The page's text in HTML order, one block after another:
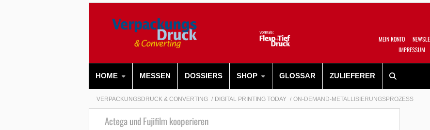
MEIN KONTO
IMPRESSUM
HOME MESSEN DOSSIERS SHOP GLOSSAR ZULIEFERER
VERPACKUNGSDRUCK & CONVERTING DIGITAL PRINTING TODAY ON-DEMAND-METALLISIERUNGSPROZESS
Actega und Fujifilm kooperieren